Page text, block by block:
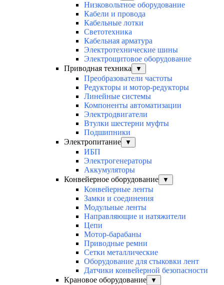
Низковольтное оборудование
Кабели и провода
Кабельные лотки
Светотехника
Кабельная арматура
Электротехнические шины
Электрощитовое оборудование
Приводная техника
▼
Преобразователи частоты
Редукторы и мотор-редукторы
Линейные системы
Компоненты автоматизации
Электродвигатели
Втулки шестерни муфты
Подшипники
Электропитание
▼
ИБП
Электрогенераторы
Аккумуляторы
Конвейерное оборудование
▼
Конвейерные ленты
Замки и соединения
Модульные ленты
Направляющие и натяжители
Цепи
Мотор-барабаны
Приводные ремни
Сетки металлические
Оборудование для стыковки лент
Датчики конвейерной безопасности
Крановое оборудование
▼